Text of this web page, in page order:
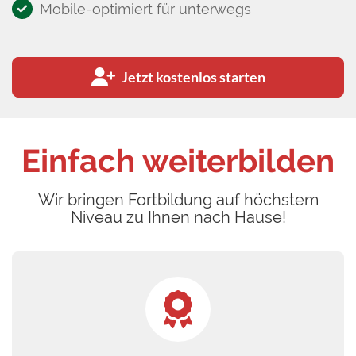
Mobile-optimiert für unterwegs
Jetzt kostenlos starten
Einfach weiterbilden
Wir bringen Fortbildung auf höchstem
Niveau zu Ihnen nach Hause!